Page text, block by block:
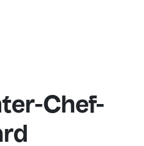
Chef-